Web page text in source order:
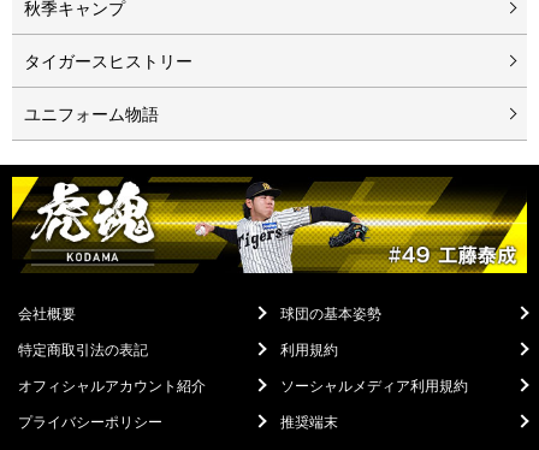
秋季キャンプ
タイガースヒストリー
ユニフォーム物語
会社概要
球団の基本姿勢
特定商取引法の表記
利用規約
オフィシャルアカウント紹介
ソーシャルメディア利用規約
プライバシーポリシー
推奨端末